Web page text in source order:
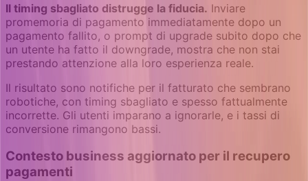
Il timing sbagliato distrugge la fiducia. Inviare
promemoria di pagamento immediatamente dopo un
pagamento fallito, o prompt di upgrade subito dopo che
un utente ha fatto il downgrade, mostra che non stai
prestando attenzione alla loro esperienza reale.
Il risultato sono notifiche per il fatturato che sembrano
robotiche, con timing sbagliato e spesso fattualmente
incorrette. Gli utenti imparano a ignorarle, e i tassi di
conversione rimangono bassi.
Contesto business aggiornato per il recupero
pagamenti